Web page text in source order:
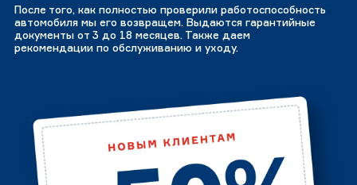
После того, как полностью проверили работоспособность
автомобиля мы его возвращем. Выдаются гарантийные
документы от 3 до 18 месяцев. Также даем
рекомендации по обслуживанию и уходу.